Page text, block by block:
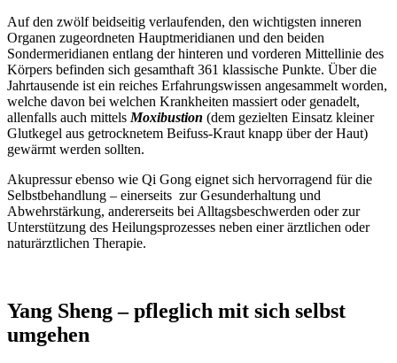
Auf den zwölf beidseitig verlaufenden, den wichtigsten inneren
Organen zugeordneten Hauptmeridianen und den beiden
Sondermeridianen entlang der hinteren und vorderen Mittellinie des
Körpers befinden sich gesamthaft 361 klassische Punkte. Über die
Jahrtausende ist ein reiches Erfahrungswissen angesammelt worden,
welche davon bei welchen Krankheiten massiert oder genadelt,
allenfalls auch mittels Moxibustion (dem gezielten Einsatz kleiner
Glutkegel aus getrocknetem Beifuss-Kraut knapp über der Haut)
gewärmt werden sollten.
Akupressur ebenso wie Qi Gong eignet sich hervorragend für die
Selbstbehandlung – einerseits zur Gesunderhaltung und
Abwehrstärkung, andererseits bei Alltagsbeschwerden oder zur
Unterstützung des Heilungsprozesses neben einer ärztlichen oder
naturärztlichen Therapie.
Yang Sheng –pfleglich mit sich selbst
umgehen